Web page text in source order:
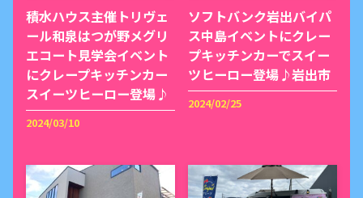
積水ハウス主催トリヴェ
ール和泉はつが野メグリ
エコート見学会イベント
にクレープキッチンカー
スイーツヒーロー登場♪
2024/03/10
ソフトバンク岩出バイパ
ス中島イベントにクレー
プキッチンカーでスイー
ツヒーロー登場♪岩出市
2024/02/25